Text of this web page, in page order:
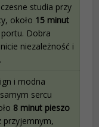
studia przy
około 15 minut
Dobra
niezależność i
i modna
sercu
8 minut pieszo
przyjemnym,